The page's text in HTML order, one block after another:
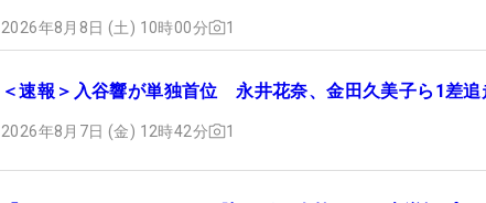
2026年8月8日 (土) 10時00分 1
＜速報＞入谷響が単独首位 永井花奈、金田久美子ら1差追
2026年8月7日 (金) 12時42分 1